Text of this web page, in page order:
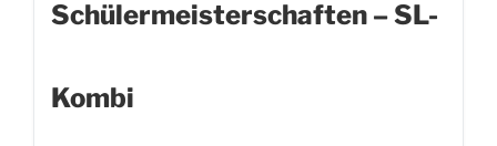
Schülermeisterschaften – SL-
Kombi